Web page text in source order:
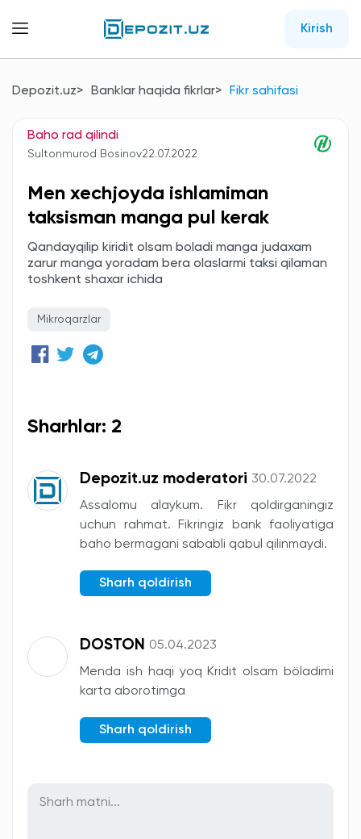
Kirish
Depozit.uz Banklar haqida fikrlar Fikr sahifasi
Baho rad qilindi
Sultonmurod Bosinov22.07.2022
Men xechjoyda ishlamiman
taksisman manga pul kerak
Qandayqilip kiridit olsam boladi manga judaxam
zarur manga yoradam bera olaslarmi taksi qilaman
toshkent shaxar ichida
Mikroqarzlar
Sharhlar: 2
Depozit.uz moderatori 30.07.2022
Assalomu alaykum. Fikr qoldirganingiz
uchun rahmat. Fikringiz bank faoliyatiga
baho bermagani sababli qabul qilinmaydi.
Sharh qoldirish
DOSTON 05.04.2023
Menda ish haqi yoq Kridit olsam böladimi
karta aborotimga
Sharh qoldirish